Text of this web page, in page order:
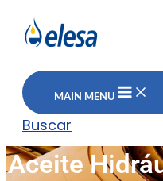
MAIN MENU
Buscar
Aceite